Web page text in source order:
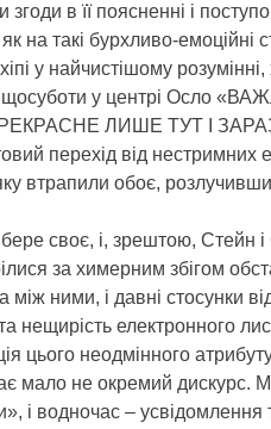
згоди в її поясненні і
на такі бурхливо-
у найчистішому
щосуботи у центрі Осло
ЛИШЕ ТУТ І
перехід від
втрапили обоє,
своє, і, зрештою, Стейн і
за химерним збігом
між ними, і давні стосунки
нещирість електронного
цього неодмінного
мало не окремий дискурс.
і водночас – усвідомлення